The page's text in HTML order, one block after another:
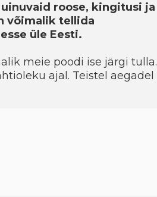
roose, kingitusi ja
võimalik tellida
üle Eesti.
meie poodi ise järgi tulla.
ajal. Teistel aegadel